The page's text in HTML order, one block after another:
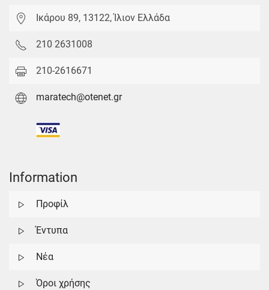
Ικάρου 89, 13122, Ίλιον Ελλάδα
210 2631008
210-2616671
maratech@otenet.gr
Information
Προφίλ
Έντυπα
Νέα
Όροι χρήσης